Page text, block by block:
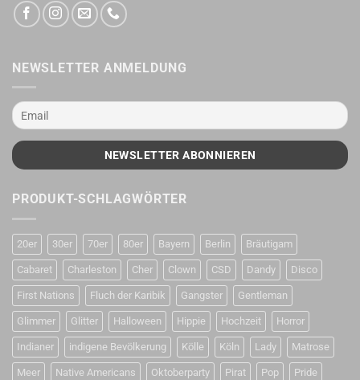
NEWSLETTER ANMELDUNG
PRODUKT-SCHLAGWÖRTER
20er 30er 70er 80er Bayern Berlin Bräutigam
Cabaret Charleston Cher Clown CSD Dandy Disco
First Nations Fluch der Karibik Gangster Gentleman
Glimmer Glitter Halloween Hippie Hochzeit Horror
Indianer indigene Bevölkerung Kölle Köln Lady Matrose
Meer Native Americans Oktoberparty Pirat Pop Pride